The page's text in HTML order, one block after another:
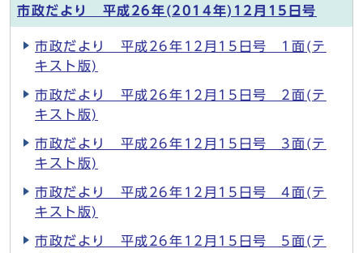
市政だより 平成26年(2014年)12月15日号
市政だより 平成26年12月15日号 1面(テ
キスト版)
市政だより 平成26年12月15日号 2面(テ
キスト版)
市政だより 平成26年12月15日号 3面(テ
キスト版)
市政だより 平成26年12月15日号 4面(テ
キスト版)
市政だより 平成26年12月15日号 5面(テ